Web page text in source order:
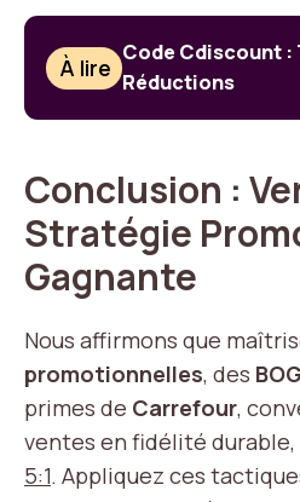
À lire
Code Cdiscount :
Réductions
Conclusion :
Stratégie
Gagnante
Nous affirmons que
promotionnelles, des
primes de Carrefour,
ventes en fidélité durable,
5:1. Appliquez ces